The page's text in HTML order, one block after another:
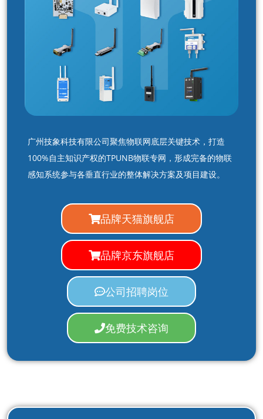
广州技象科技有限公司聚焦物联网底层关键技术，打造
100%自主知识产权的TPUNB物联专网，形成完备的物联
感知系统参与各垂直行业的整体解决方案及项目建设。
品牌天猫旗舰店
品牌京东旗舰店
公司招聘岗位
免费技术咨询